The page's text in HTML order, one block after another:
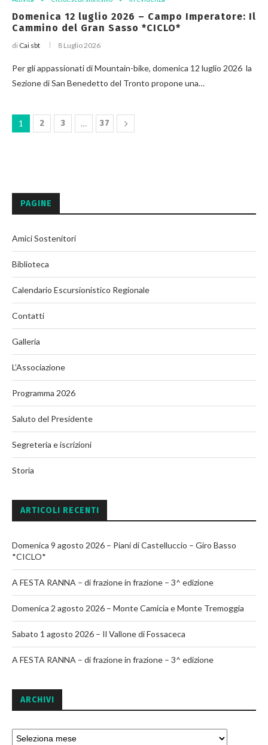
Domenica 12 luglio 2026 – Campo Imperatore: Il
Cammino del Gran Sasso *CICLO*
di Cai sbt 8 Luglio 2026
Per gli appassionati di Mountain-bike, domenica 12 luglio 2026 la
Sezione di San Benedetto del Tronto propone una…
1 2 3 … 37
PAGINE
Amici Sostenitori
Biblioteca
Calendario Escursionistico Regionale
Contatti
Galleria
L’Associazione
Programma 2026
Saluto del Presidente
Segreteria e iscrizioni
Storia
ARTICOLI RECENTI
Domenica 9 agosto 2026 – Piani di Castelluccio – Giro Basso
*CICLO*
A FESTA RANNA – di frazione in frazione – 3^ edizione
Domenica 2 agosto 2026 – Monte Camicia e Monte Tremoggia
Sabato 1 agosto 2026 – Il Vallone di Fossaceca
A FESTA RANNA – di frazione in frazione – 3^ edizione
ARCHIVI